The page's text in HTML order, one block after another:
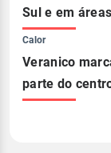
Sul e em
Calor
Veranico
parte do